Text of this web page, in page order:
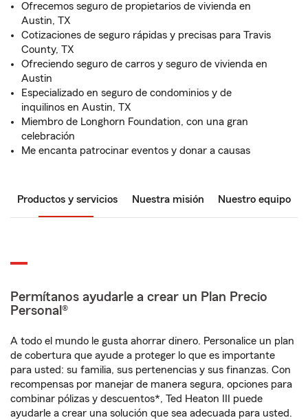
Ofrecemos seguro de propietarios de vivienda en
Austin, TX
Cotizaciones de seguro rápidas y precisas para Travis
County, TX
Ofreciendo seguro de carros y seguro de vivienda en
Austin
Especializado en seguro de condominios y de
inquilinos en Austin, TX
Miembro de Longhorn Foundation, con una gran
celebración
Me encanta patrocinar eventos y donar a causas
Productos y servicios Nuestra misión Nuestro equipo
Permítanos ayudarle a crear un Plan Precio
Personal®
A todo el mundo le gusta ahorrar dinero. Personalice un plan
de cobertura que ayude a proteger lo que es importante
para usted: su familia, sus pertenencias y sus finanzas. Con
recompensas por manejar de manera segura, opciones para
combinar pólizas y descuentos*, Ted Heaton III puede
ayudarle a crear una solución que sea adecuada para usted.